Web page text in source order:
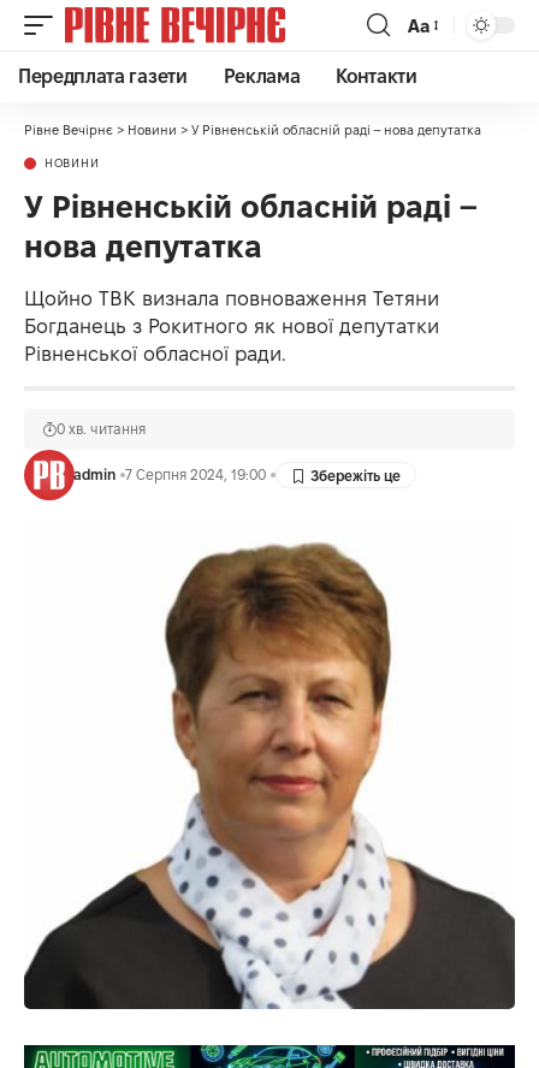
Аа
Передплата газети Реклама Контакти
Рівне Вечірнє > Новини > У Рівненській обласній раді – нова депутатка
НОВИНИ
У Рівненській обласній раді –
нова депутатка
Щойно ТВК визнала повноваження Тетяни
Богданець з Рокитного як нової депутатки
Рівненської обласної ради.
admin 7 Серпня 2024, 19:00
0 хв. читання